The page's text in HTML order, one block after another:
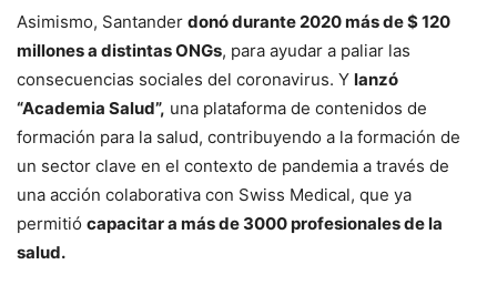
Asimismo, Santander donó durante 2020 más de $ 120
millones a distintas ONGs, para ayudar a paliar las
consecuencias sociales del coronavirus. Y lanzó
“Academia Salud”, una plataforma de contenidos de
formación para la salud, contribuyendo a la formación de
un sector clave en el contexto de pandemia a través de
una acción colaborativa con Swiss Medical, que ya
permitió capacitar a más de 3000 profesionales de la
salud.